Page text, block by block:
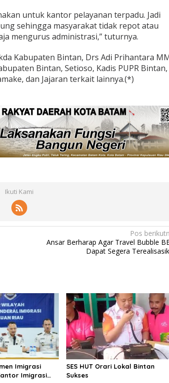
untuk kantor pelayanan terpadu. Jadi
sehingga masyarakat tidak repot atau
mengurus administrasi,” tuturnya.
Kabupaten Bintan, Drs Adi Prihantara
Bintan, Setioso, Kadis PUPR Bintan,
dan Jajaran terkait lainnya.(*)
Ikuti Kami
Pos
Ansar Berharap Agar Travel Bubble
Dapat Segera
Imigrasi
Imigrasi
SES HUT Orari Lokal Bintan
Sukses